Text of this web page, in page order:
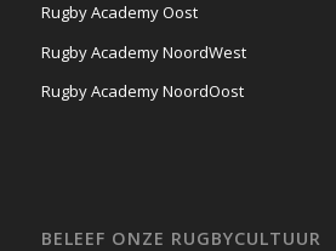
Rugby Academy Oost
Rugby Academy NoordWest
Rugby Academy NoordOost
BELEEF ONZE RUGBYCULTUUR